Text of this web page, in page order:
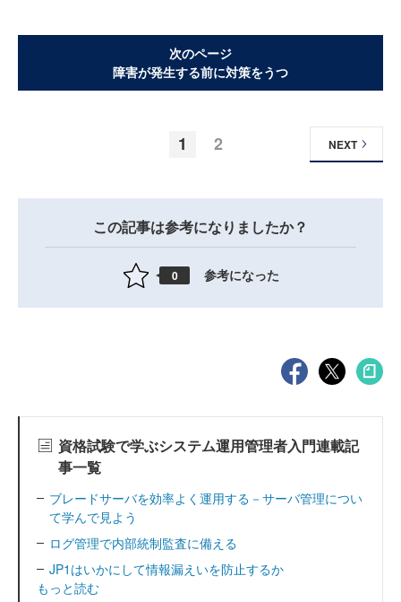
次のページ
障害が発生する前に対策をうつ
1 2 NEXT
この記事は参考になりましたか？
0 参考になった
資格試験で学ぶシステム運用管理者入門連載記
事一覧
ブレードサーバを効率よく運用する－サーバ管理につい
て学んで見よう
ログ管理で内部統制監査に備える
JP1はいかにして情報漏えいを防止するか
もっと読む